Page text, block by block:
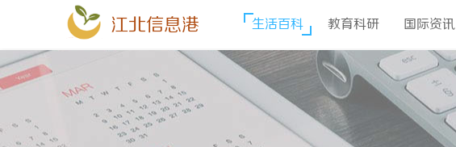
江北信息港 生活百科 教育科研 国际资讯